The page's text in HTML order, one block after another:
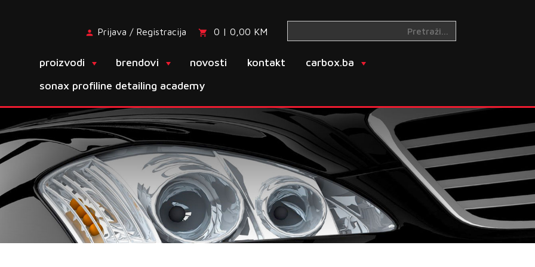
Prijava / Registracija 0 | 0,00 KM
proizvodi brendovi novosti kontakt
carbox.ba
sonax profiline detailing academy